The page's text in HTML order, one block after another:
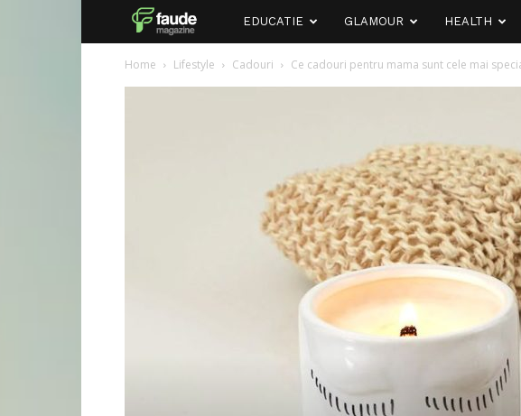
Faude
EDUCATIE GLAMOUR HEALTH
Home Lifestyle Cadouri Ce cadouri pentru mama sunt cele mai